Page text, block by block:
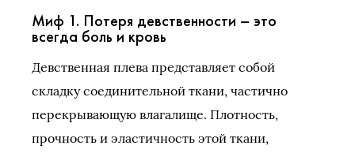
Миф 1. Потеря девственности – это
всегда боль и кровь
Девственная плева представляет собой
складку соединительной ткани, частично
перекрывающую влагалище. Плотность,
прочность и эластичность этой ткани,